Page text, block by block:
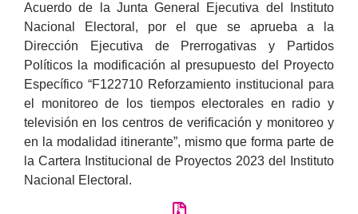
Acuerdo de la Junta General Ejecutiva del Instituto
Nacional Electoral, por el que se aprueba a la
Dirección Ejecutiva de Prerrogativas y Partidos
Políticos la modificación al presupuesto del Proyecto
Específico “F122710 Reforzamiento institucional para
el monitoreo de los tiempos electorales en radio y
televisión en los centros de verificación y monitoreo y
en la modalidad itinerante”, mismo que forma parte de
la Cartera Institucional de Proyectos 2023 del Instituto
Nacional Electoral.